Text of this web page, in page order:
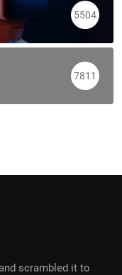
5504
7811
scrambled it to